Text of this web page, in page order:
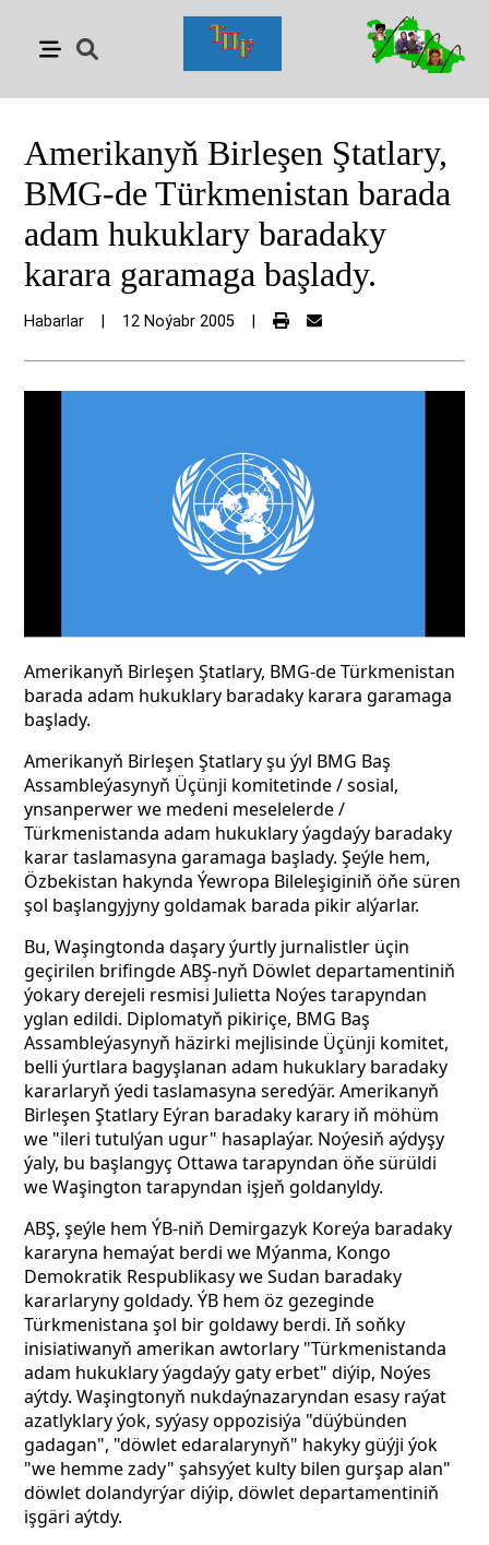
Amerikanyň Birleşen Ştatlary,
BMG-de Türkmenistan barada
adam hukuklary baradaky
karara garamaga başlady.
Habarlar 12 Noýabr 2005
Amerikanyň Birleşen Ştatlary, BMG-de Türkmenistan
barada adam hukuklary baradaky karara garamaga
başlady.
Amerikanyň Birleşen Ştatlary şu ýyl BMG Baş
Assambleýasynyň Üçünji komitetinde / sosial,
ynsanperwer we medeni meselelerde /
Türkmenistanda adam hukuklary ýagdaýy baradaky
karar taslamasyna garamaga başlady. Şeýle hem,
Özbekistan hakynda Ýewropa Bileleşiginiň öňe süren
şol başlangyjyny goldamak barada pikir alýarlar.
Bu, Waşingtonda daşary ýurtly jurnalistler üçin
geçirilen brifingde ABŞ-nyň Döwlet departamentiniň
ýokary derejeli resmisi Julietta Noýes tarapyndan
yglan edildi. Diplomatyň pikiriçe, BMG Baş
Assambleýasynyň häzirki mejlisinde Üçünji komitet,
belli ýurtlara bagyşlanan adam hukuklary baradaky
kararlaryň ýedi taslamasyna seredýär. Amerikanyň
Birleşen Ştatlary Eýran baradaky karary iň möhüm
we "ileri tutulýan ugur" hasaplaýar. Noýesiň aýdyşy
ýaly, bu başlangyç Ottawa tarapyndan öňe sürüldi
we Waşington tarapyndan işjeň goldanyldy.
ABŞ, şeýle hem ÝB-niň Demirgazyk Koreýa baradaky
kararyna hemaýat berdi we Mýanma, Kongo
Demokratik Respublikasy we Sudan baradaky
kararlaryny goldady. ÝB hem öz gezeginde
Türkmenistana şol bir goldawy berdi. Iň soňky
inisiatiwanyň amerikan awtorlary "Türkmenistanda
adam hukuklary ýagdaýy gaty erbet" diýip, Noýes
aýtdy. Waşingtonyň nukdaýnazaryndan esasy raýat
azatlyklary ýok, syýasy oppozisiýa "düýbünden
gadagan", "döwlet edaralarynyň" hakyky güýji ýok
"we hemme zady" şahsyýet kulty bilen gurşap alan"
döwlet dolandyrýar diýip,döwlet departamentiniň
işgäri aýtdy.